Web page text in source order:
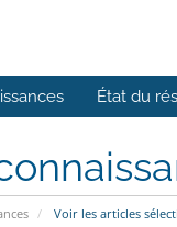
État du
Voir les articles